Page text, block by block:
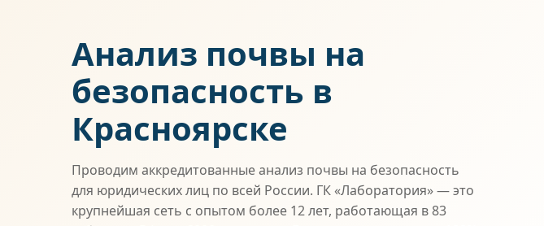
Анализ почвы на
безопасность в
Красноярске
Проводим аккредитованные анализ почвы на безопасность
для юридических лиц по всей России. ГК «Лаборатория» — это
крупнейшая сеть с опытом более 12 лет, работающая в 83